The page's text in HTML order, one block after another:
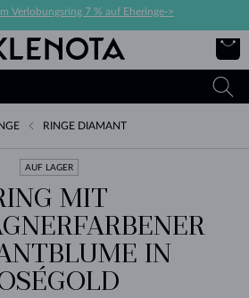
Verlobungsring 7 % auf Eheringe->
RINGE DIAMANT
AUF LAGER
MIT
IN